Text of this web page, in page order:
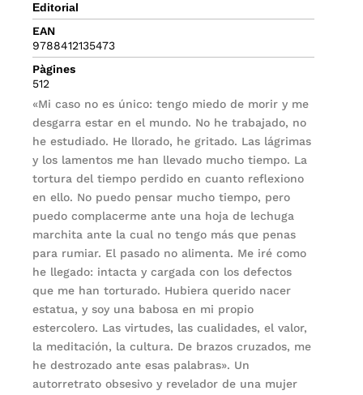
Editorial
EAN
9788412135473
Pàgines
512
«Mi caso no es único: tengo miedo de morir y me
desgarra estar en el mundo. No he trabajado, no
he estudiado. He llorado, he gritado. Las lágrimas
y los lamentos me han llevado mucho tiempo. La
tortura del tiempo perdido en cuanto reflexiono
en ello. No puedo pensar mucho tiempo, pero
puedo complacerme ante una hoja de lechuga
marchita ante la cual no tengo más que penas
para rumiar. El pasado no alimenta. Me iré como
he llegado: intacta y cargada con los defectos
que me han torturado. Hubiera querido nacer
estatua, y soy una babosa en mi propio
estercolero. Las virtudes, las cualidades, el valor,
la meditación, la cultura. De brazos cruzados, me
he destrozado ante esas palabras». Un
autorretrato obsesivo y revelador de una mujer